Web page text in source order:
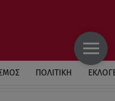
ΠΟΛΙΤΙΚΗ